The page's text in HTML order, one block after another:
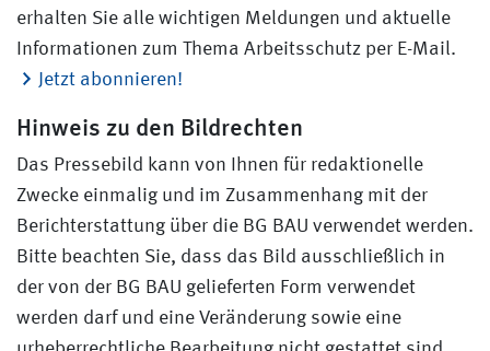
erhalten Sie alle wichtigen Meldungen und aktuelle
Informationen zum Thema Arbeitsschutz per E-Mail.
Jetzt abonnieren!
Hinweis zu den Bildrechten
Das Pressebild kann von Ihnen für redaktionelle
Zwecke einmalig und im Zusammenhang mit der
Berichterstattung über die BG BAU verwendet werden.
Bitte beachten Sie, dass das Bild ausschließlich in
der von der BG BAU gelieferten Form verwendet
werden darf und eine Veränderung sowie eine